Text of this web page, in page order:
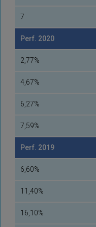
7
Perf. 2020
2,77%
4,67%
6,27%
7,59%
Perf. 2019
6,60%
11,40%
16,10%